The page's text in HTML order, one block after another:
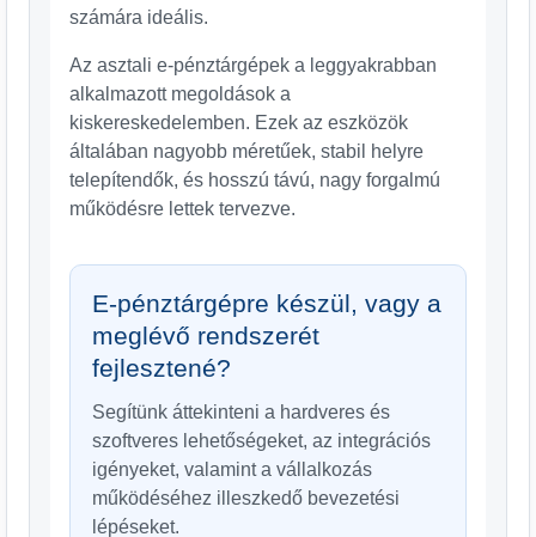
számára ideális.
Az asztali e-pénztárgépek a leggyakrabban
alkalmazott megoldások a
kiskereskedelemben. Ezek az eszközök
általában nagyobb méretűek, stabil helyre
telepítendők, és hosszú távú, nagy forgalmú
működésre lettek tervezve.
E-pénztárgépre készül, vagy a
meglévő rendszerét
fejlesztené?
Segítünk áttekinteni a hardveres és
szoftveres lehetőségeket, az integrációs
igényeket, valamint a vállalkozás
működéséhez illeszkedő bevezetési
lépéseket.